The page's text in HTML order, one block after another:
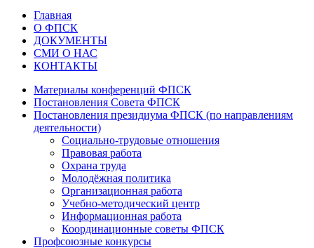
Главная
О ФПСК
ДОКУМЕНТЫ
СМИ О НАС
КОНТАКТЫ
Материалы конференций ФПСК
Постановления Совета ФПСК
Постановления президиума ФПСК (по направлениям
деятельности)
Социально-трудовые отношения
Правовая работа
Охрана труда
Молодёжная политика
Организационная работа
Учебно-методический центр
Информационная работа
Координационные советы ФПСК
Профсоюзные конкурсы